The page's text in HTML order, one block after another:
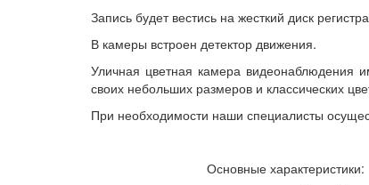
Запись будет вестись на жесткий диск
В камеры встроен детектор движения.
Уличная цветная камера видеонаблюдения
своих небольших размеров и классических
При необходимости наши специалисты
Основные характеристики: